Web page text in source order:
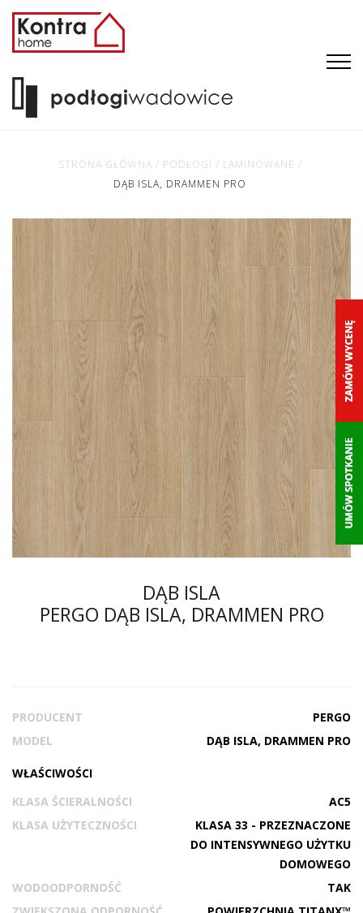
STRONA GŁÓWNA / PODŁOGI / LAMINOWANE /
DĄB ISLA, DRAMMEN PRO
DĄB ISLA
PERGO DĄB ISLA, DRAMMEN PRO
PRODUCENT
PERGO
MODEL
DĄB ISLA, DRAMMEN PRO
WŁAŚCIWOŚCI
KLASA ŚCIERALNOŚCI
AC5
KLASA UŻYTECZNOŚCI
KLASA 33 - PRZEZNACZONE
DO INTENSYWNEGO UŻYTKU
DOMOWEGO
WODOODPORNOŚĆ
TAK